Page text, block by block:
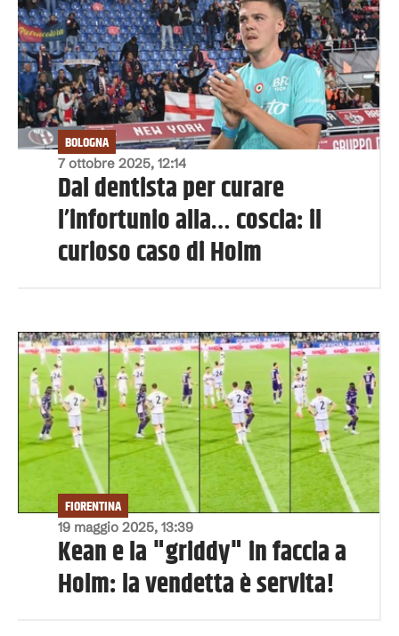
7 ottobre 2025, 12:14
BOLOGNA
Dal dentista per curare
l’infortunio alla… coscia: il
curioso caso di Holm
19 maggio 2025, 13:39
FIORENTINA
Kean e la "griddy" in faccia a
Holm: la vendetta è servita!